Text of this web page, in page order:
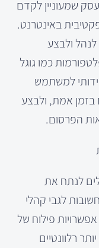
שמעוניין לקדם
באינטרנט.
ולבצע
כמו גוגל
למשתמש
אמת, ולבצע
הפרסום.
לנתח את
לגבי קהלי
פילוח של
רלוונטיים